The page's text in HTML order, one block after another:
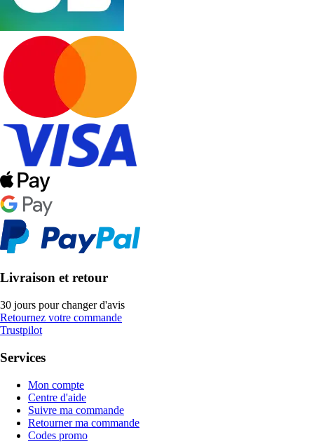
Livraison et retour
30 jours pour changer d'avis
Retournez votre commande
Trustpilot
Services
Mon compte
Centre d'aide
Suivre ma commande
Retourner ma commande
Codes promo